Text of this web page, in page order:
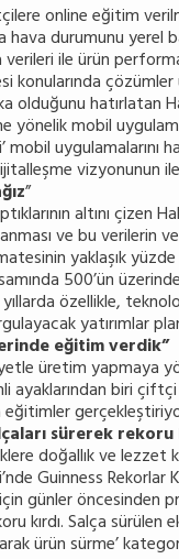
online eğitim
hava durumunu
ile ürün
konularında
olduğunu
mobil
mobil
vizyonunun
”
altını
ve bu verilerin
yaklaşık yüzde
500’ün
özellikle,
yatırımlar
eğitim verdik”
üretim yapmaya
biri
eğitimler
sürerek rekoru
doğallık ve lezzet
Guinness
için günler
kırdı. Salça
ürün sürme’